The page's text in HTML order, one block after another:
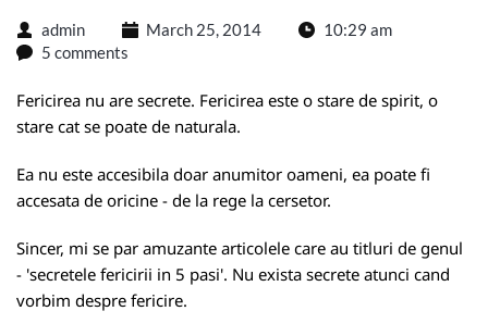
admin March 25, 2014
10:29 am
5 comments
Fericirea nu are secrete. Fericirea este o stare de spirit, o
stare cat se poate de naturala.
Ea nu este accesibila doar anumitor oameni, ea poate fi
accesata de oricine - de la rege la cersetor.
Sincer, mi se par amuzante articolele care au titluri de genul
- 'secretele fericirii in 5 pasi'. Nu exista secrete atunci cand
vorbim despre fericire.